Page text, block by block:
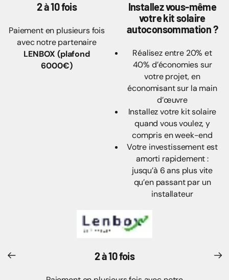
2 à 10 fois
Paiement en plusieurs fois
avec notre partenaire
LENBOX (plafond
6000€)
Installez vous-même
votre kit solaire
autoconsommation ?
Réalisez entre 20% et
40% d’économies sur
votre projet, en
économisant sur la main
d’œuvre
Installez votre kit solaire
quand vous voulez, y
compris en week-end
Votre investissement est
amorti rapidement :
jusqu’à 6 ans plus vite
qu’en passant par un
installateur
2 à 10 fois